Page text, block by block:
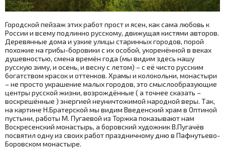
Городской пейзаж этих работ прост и ясен, как сама любовь к
России и всему подлинно русскому, движущая кистями авторов.
Деревянные дома и узкие улицы старинных городов, порой
похожие на грибы-боровики с их особой, укоренённой в веках
душевностью, смена времён года (мы видим здесь нашу
русскую зиму, и осень, и весну с летом) – с её чисто русским
богатством красок и оттенков. Храмы и колокольни, монастыри
– не просто украшение малых городов, это смыслообразующие
центры русской жизни, возрождённые ( а точнее сказать –
воскрешённые ) энергией неуничтожимой народной веры. Так,
на картине Н.Братерской мы видим Введенский храм в Оптиной
пустыни, работы М. Пугаевой из Торжка показывают нам
Воскресенский монастырь, а боровский художник В.Пугачёв
посвятил одну из своих работ праздничному дню в Пафнутьево-
Боровском монастыре.